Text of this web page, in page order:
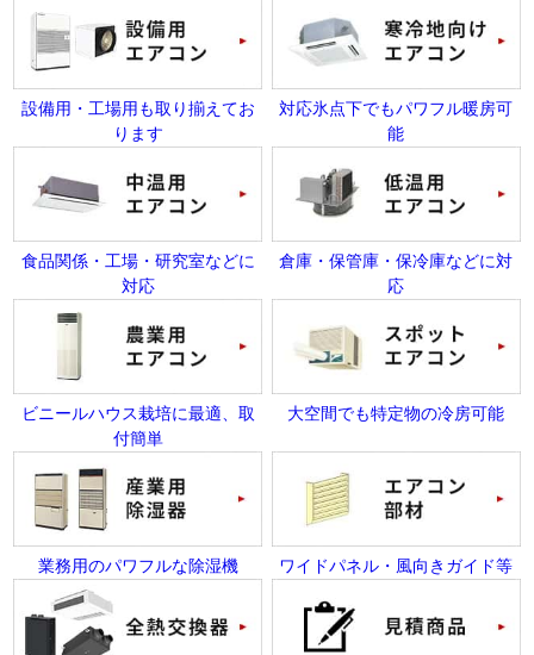
設備用・工場用も取り揃えてお
ります
対応氷点下でもパワフル暖房可
能
食品関係・工場・研究室などに
対応
倉庫・保管庫・保冷庫などに対
応
ビニールハウス栽培に最適、取
付簡単
大空間でも特定物の冷房可能
業務用のパワフルな除湿機 ワイドパネル・風向きガイド等